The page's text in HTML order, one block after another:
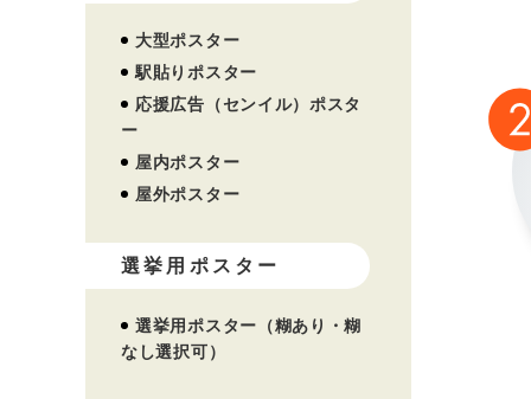
大型ポスター
駅貼りポスター
応援広告（センイル）ポスタ
ー
屋内ポスター
屋外ポスター
選挙用ポスター
選挙用ポスター（糊あり・糊
なし選択可）